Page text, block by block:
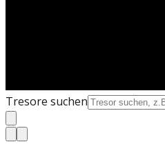
Tresore suchen